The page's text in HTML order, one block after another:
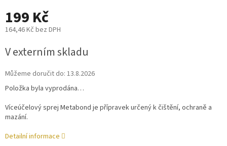
199 Kč
164,46 Kč bez DPH
cena:
V externím skladu
Můžeme doručit do: 13.8.2026
Položka byla vyprodána…
Víceúčelový sprej Metabond je přípravek určený k čištění, ochraně a
mazání.
Detailní informace